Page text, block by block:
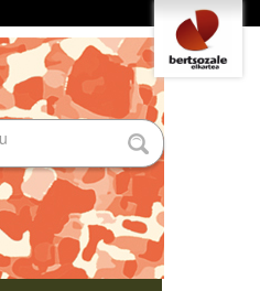
Tresna
pertsonalak